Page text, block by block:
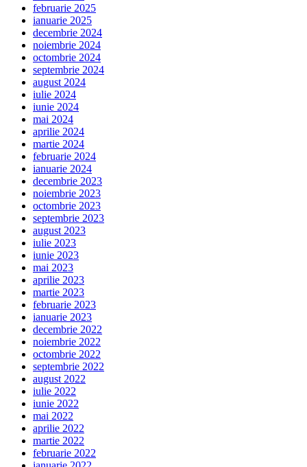
februarie 2025
ianuarie 2025
decembrie 2024
noiembrie 2024
octombrie 2024
septembrie 2024
august 2024
iulie 2024
iunie 2024
mai 2024
aprilie 2024
martie 2024
februarie 2024
ianuarie 2024
decembrie 2023
noiembrie 2023
octombrie 2023
septembrie 2023
august 2023
iulie 2023
iunie 2023
mai 2023
aprilie 2023
martie 2023
februarie 2023
ianuarie 2023
decembrie 2022
noiembrie 2022
octombrie 2022
septembrie 2022
august 2022
iulie 2022
iunie 2022
mai 2022
aprilie 2022
martie 2022
februarie 2022